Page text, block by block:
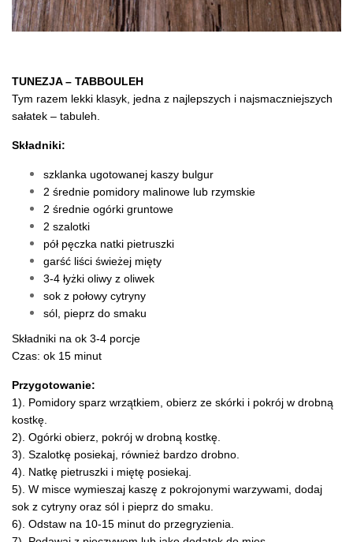
TUNEZJA – TABBOULEH
Tym razem lekki klasyk, jedna z najlepszych i najsmaczniejszych
sałatek – tabuleh.
Składniki:
szklanka ugotowanej kaszy bulgur
2 średnie pomidory malinowe lub rzymskie
2 średnie ogórki gruntowe
2 szalotki
pół pęczka natki pietruszki
garść liści świeżej mięty
3-4 łyżki oliwy z oliwek
sok z połowy cytryny
sól, pieprz do smaku
Składniki na ok 3-4 porcje
Czas: ok 15 minut
Przygotowanie:
1). Pomidory sparz wrzątkiem, obierz ze skórki i pokrój w drobną
kostkę.
2). Ogórki obierz, pokrój w drobną kostkę.
3). Szalotkę posiekaj, również bardzo drobno.
4). Natkę pietruszki i miętę posiekaj.
5). W misce wymieszaj kaszę z pokrojonymi warzywami, dodaj
sok z cytryny oraz sól i pieprz do smaku.
6). Odstaw na 10-15 minut do przegryzienia.